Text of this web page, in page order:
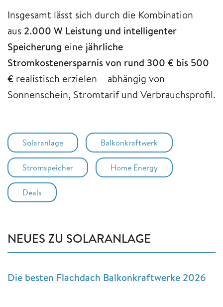
Insgesamt lässt sich durch die Kombination
aus 2.000 W Leistung und intelligenter
Speicherung eine jährliche
Stromkostenersparnis von rund 300 € bis 500
€ realistisch erzielen – abhängig von
Sonnenschein, Stromtarif und Verbrauchsprofil.
Solaranlage Balkonkraftwerk
Stromspeicher Home Energy
Deals
NEUES ZU SOLARANLAGE
Die besten Flachdach Balkonkraftwerke 2026